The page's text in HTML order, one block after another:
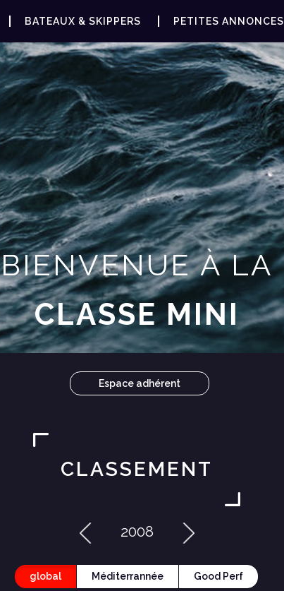
BATEAUX & SKIPPERS PETITES ANNONCES
BIENVENUE À LA
CLASSE MINI
Espace adhérent
CLASSEMENT
2008
global Méditerrannée Good Perf